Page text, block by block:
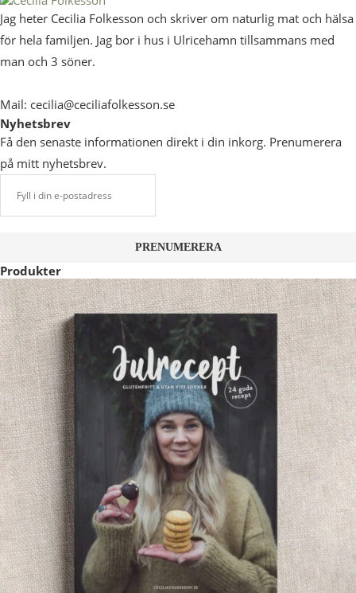
Jag heter Cecilia Folkesson och skriver om naturlig mat och hälsa
för hela familjen. Jag bor i hus i Ulricehamn tillsammans med
man och 3 söner.
Mail: cecilia@ceciliafolkesson.se
Nyhetsbrev
Få den senaste informationen direkt i din inkorg. Prenumerera
på mitt nyhetsbrev.
Produkter